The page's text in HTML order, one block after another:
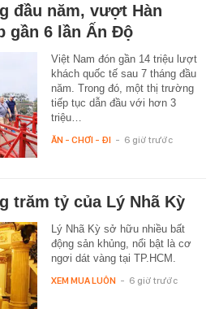
đầu năm, vượt Hàn
gần 6 lần Ấn Độ
Việt Nam đón gần 14 triệu lượt
khách quốc tế sau 7 tháng đầu
năm. Trong đó, một thị trường
tiếp tục dẫn đầu với hơn 3
triệu…
ĂN - CHƠI - ĐI - 6 giờ trước
trăm tỷ của Lý Nhã Kỳ
Lý Nhã Kỳ sở hữu nhiều bất
động sản khủng, nổi bật là cơ
ngơi dát vàng tại TP.HCM.
XEM MUA LUÔN - 6 giờ trước